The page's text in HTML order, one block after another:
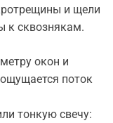
и щели
к сквознякам.
окон и
поток
тонкую свечу: